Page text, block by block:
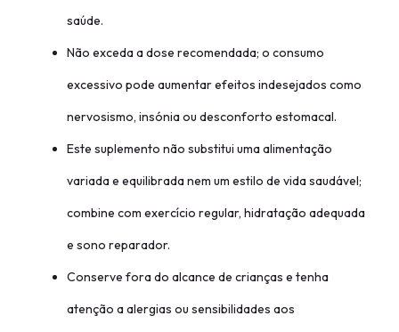
saúde.
Não exceda a dose recomendada; o consumo
excessivo pode aumentar efeitos indesejados como
nervosismo, insónia ou desconforto estomacal.
Este suplemento não substitui uma alimentação
variada e equilibrada nem um estilo de vida saudável;
combine com exercício regular, hidratação adequada
e sono reparador.
Conserve fora do alcance de crianças e tenha
atenção a alergias ou sensibilidades aos